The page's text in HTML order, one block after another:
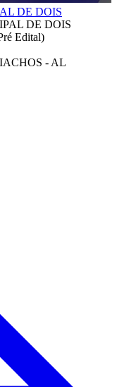
DE DOIS
DE DOIS
Edital)
- AL